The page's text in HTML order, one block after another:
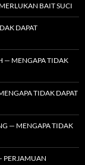
BAIT SUCI
DAPAT
— MENGAPA TIDAK
TIDAK DAPAT
— MENGAPA TIDAK
PERJAMUAN